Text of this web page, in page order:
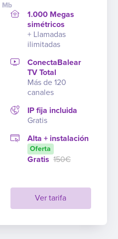
Ver tarifa
1.000 Megas
simétricos
+ Llamadas
ilimitadas
ConectaBalear
TV Total
Más de 120
canales
IP fija incluida
Gratis
Alta + instalación
Oferta
Gratis 150€